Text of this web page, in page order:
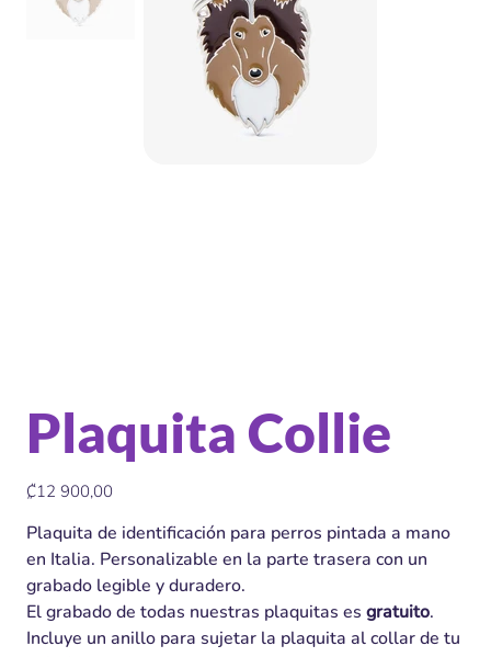
Plaquita Collie
Precio
₡12 900,00
Plaquita de identificación para perros pintada a mano
en Italia. Personalizable en la parte trasera con un
grabado legible y duradero.
El grabado de todas nuestras plaquitas es gratuito.
Incluye un anillo para sujetar la plaquita al collar de tu